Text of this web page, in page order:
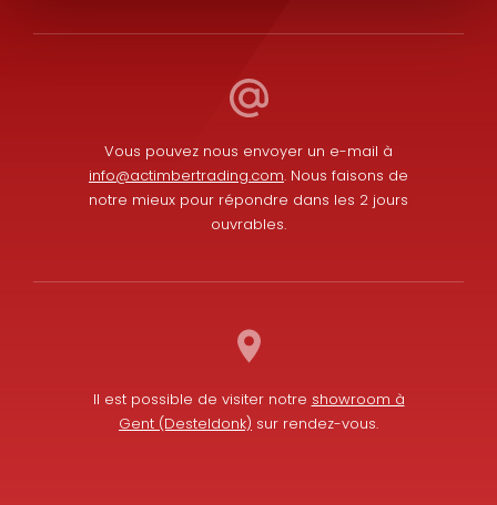
Vous pouvez nous envoyer un e-mail à
info@actimbertrading.com. Nous faisons de
notre mieux pour répondre dans les 2 jours
ouvrables.
Il est possible de visiter notre showroom à
Gent (Desteldonk) sur rendez-vous.